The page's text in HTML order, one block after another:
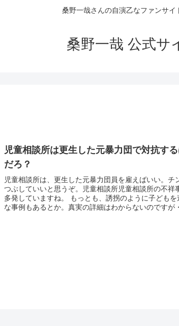
桑野一哉さんの自演乙なファンサイ
桑野一哉 公式サ
児童相談所は更生した元暴力団で対抗す
だろ？
児童相談所は、更生した元暴力団員を雇えばいい。チ
つぶしていいと思うぞ。児童相談所児童相談所の不祥
多発していますね。 もっとも、誘拐のように子どもを
な事例もあるとか。真実の詳細はわからないのですが